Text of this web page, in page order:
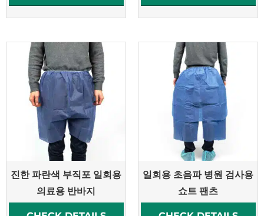
진한 파란색 부직포 일회용
의료용 반바지
일회용 초음파 병원 검사용
쇼트 팬츠